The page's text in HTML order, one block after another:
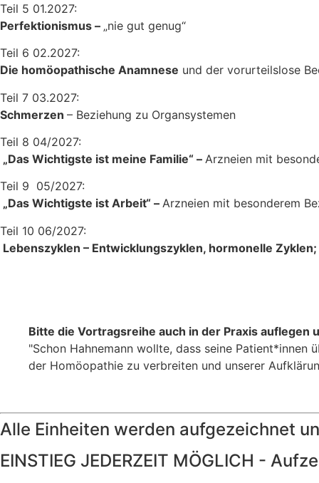
Teil 5 01.2027:
Perfektionismus – „nie gut genug“
Teil 6 02.2027:
Die homöopathische Anamnese und der vorurteilslose
Teil 7 03.2027:
Schmerzen – Beziehung zu Organsystemen
Teil 8 04/2027:
„Das Wichtigste ist meine Familie“ – Arzneien mit
Teil 9 05/2027:
„Das Wichtigste ist Arbeit“ – Arzneien mit besonderem
Teil 10 06/2027:
Lebenszyklen – Entwicklungszyklen, hormonelle
Bitte die Vortragsreihe auch in der Praxis auflegen
"Schon Hahnemann wollte, dass seine
der Homöopathie zu verbreiten und unserer
Alle Einheiten werden aufgezeichnet
EINSTIEG JEDERZEIT MÖGLICH -